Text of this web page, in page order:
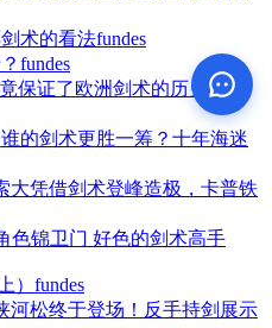
术的看法fundes
fundes
保证了欧洲剑术的历史传承
的剑术更胜一筹？十年海迷
大凭借剑术登峰造极，卡普铁
色锦卫门 好色的剑术高手
） fundes
河松终于登场！反手持剑展示